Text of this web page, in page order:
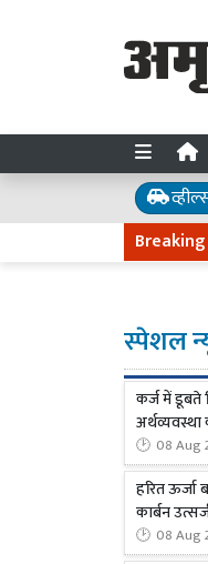
स्पेशल
कर्ज में
अर्थव्यवस्था
08 Aug
हरित ऊर्जा
कार्बन
08 Aug